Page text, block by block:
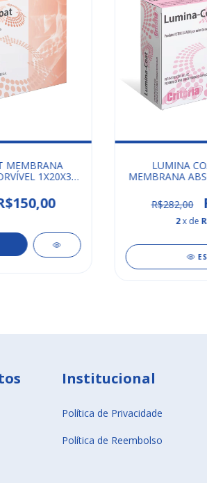
MEMBRANA
1X20X30
LUMINA
MEMBRANA
R$282,00
2x de
Institucional
Política de Privacidade
Política de Reembolso